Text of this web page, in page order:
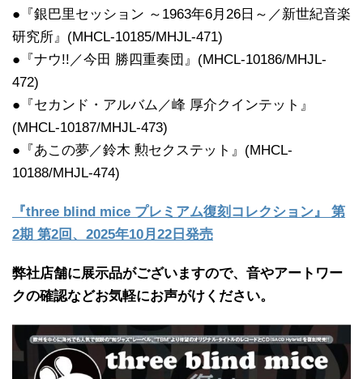
●『銀巴里セッション ～1963年6月26日～／新世紀音楽
研究所』(MHCL-10185/MHJL-471)
●『ナウ!!／今田 勝四重奏団』(MHCL-10186/MHJL-
472)
●『セカンド・アルバム／峰 厚介クインテット』
(MHCL-10187/MHJL-473)
●『あこの夢／鈴木 勲セクステット』(MHCL-
10188/MHJL-474)
『three blind mice プレミアム復刻コレクション』 第
2期 第2回、2025年10月22日発売
弊社店舗に展示品がございますので、音やアートワー
クの確認などお気軽にお声がけください。